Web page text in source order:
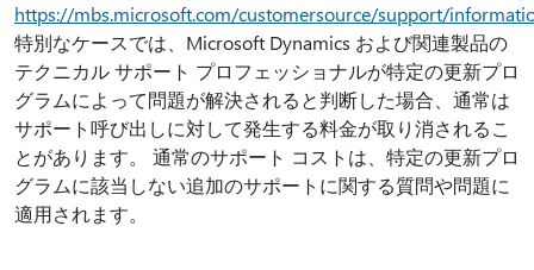
https://mbs.microsoft.com/customersource/support/
特別なケースでは、Microsoft Dynamics および関連製品の
テクニカル サポート プロフェッショナルが特定の更新プロ
グラムによって問題が解決されると判断した場合、通常は
サポート呼び出しに対して発生する料金が取り消されるこ
とがあります。 通常のサポート コストは、特定の更新プロ
グラムに該当しない追加のサポートに関する質問や問題に
適用されます。